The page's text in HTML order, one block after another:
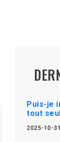
Puis-je
tout
2025-10-31